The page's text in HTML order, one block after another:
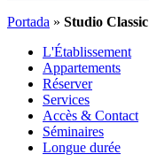
Portada » Studio Classic
L'Établissement
Appartements
Réserver
Services
Accès & Contact
Séminaires
Longue durée